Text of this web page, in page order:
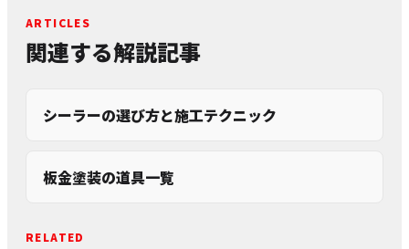
ARTICLES
関連する解説記事
シーラーの選び方と施工テクニック
板金塗装の道具一覧
RELATED